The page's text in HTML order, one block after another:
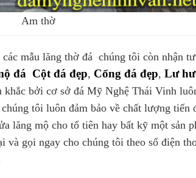
Am thờ
mẫu lăng thờ đá chúng tôi còn nhận
đá Cột đá đẹp, Cổng đá đẹp, Lư
bởi cơ sở đá Mỹ Nghệ Thái Vinh
chúng tôi luôn đảm bảo về chất lượng
lăng mộ cho tổ tiên hay bất kỹ một sản
và gọi ngay cho chúng tôi theo số điện